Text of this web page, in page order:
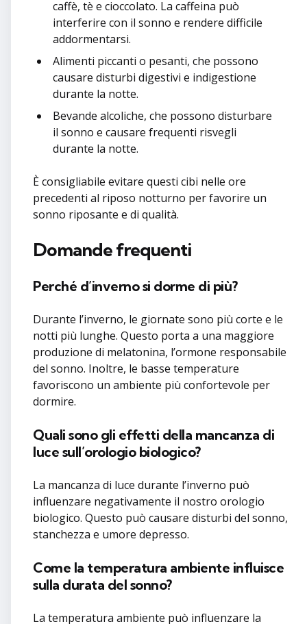
caffè, tè e cioccolato. La caffeina può
interferire con il sonno e rendere difficile
addormentarsi.
Alimenti piccanti o pesanti, che possono
causare disturbi digestivi e indigestione
durante la notte.
Bevande alcoliche, che possono disturbare
il sonno e causare frequenti risvegli
durante la notte.
È consigliabile evitare questi cibi nelle ore
precedenti al riposo notturno per favorire un
sonno riposante e di qualità.
Domande frequenti
Perché d’inverno si dorme di più?
Durante l’inverno, le giornate sono più corte e le
notti più lunghe. Questo porta a una maggiore
produzione di melatonina, l’ormone responsabile
del sonno. Inoltre, le basse temperature
favoriscono un ambiente più confortevole per
dormire.
Quali sono gli effetti della mancanza di
luce sull’orologio biologico?
La mancanza di luce durante l’inverno può
influenzare negativamente il nostro orologio
biologico. Questo può causare disturbi del sonno,
stanchezza e umore depresso.
Come la temperatura ambiente influisce
sulla durata del sonno?
La temperatura ambiente può influenzare la